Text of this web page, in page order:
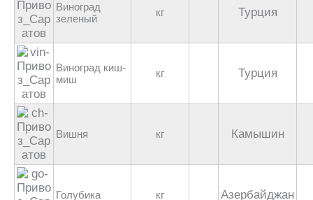
Виноград
зеленый
кг Турция
Виноград киш-
миш
кг Турция
Вишня кг Камышин
Голубика кг Азербайджан